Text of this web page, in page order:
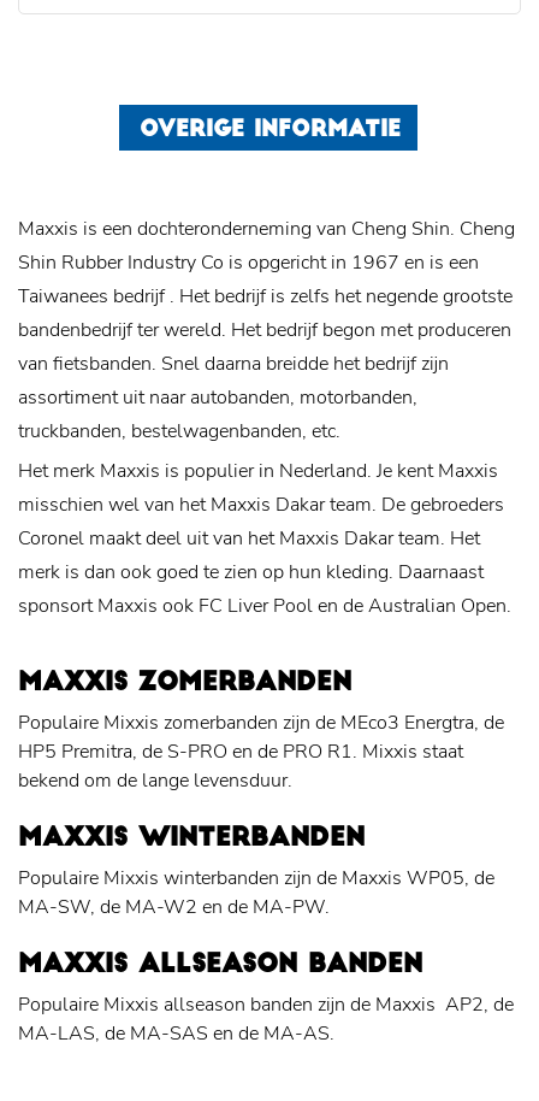
OVERIGE INFORMATIE
Maxxis is een dochteronderneming van Cheng Shin. Cheng
Shin Rubber Industry Co is opgericht in 1967 en is een
Taiwanees bedrijf . Het bedrijf is zelfs het negende grootste
bandenbedrijf ter wereld. Het bedrijf begon met produceren
van fietsbanden. Snel daarna breidde het bedrijf zijn
assortiment uit naar autobanden, motorbanden,
truckbanden, bestelwagenbanden, etc.
Het merk Maxxis is populier in Nederland. Je kent Maxxis
misschien wel van het Maxxis Dakar team. De gebroeders
Coronel maakt deel uit van het Maxxis Dakar team. Het
merk is dan ook goed te zien op hun kleding. Daarnaast
sponsort Maxxis ook FC Liver Pool en de Australian Open.
MAXXIS ZOMERBANDEN
Populaire Mixxis zomerbanden zijn de MEco3 Energtra, de
HP5 Premitra, de S-PRO en de PRO R1. Mixxis staat
bekend om de lange levensduur.
MAXXIS WINTERBANDEN
Populaire Mixxis winterbanden zijn de Maxxis WP05, de
MA-SW, de MA-W2 en de MA-PW.
MAXXIS ALLSEASON BANDEN
Populaire Mixxis allseason banden zijn de Maxxis AP2, de
MA-LAS, de MA-SAS en de MA-AS.